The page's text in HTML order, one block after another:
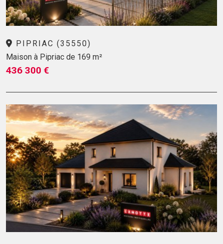
PIPRIAC (35550)
Maison à Pipriac de 169 m²
436 300 €